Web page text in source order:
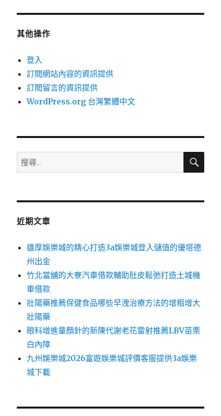
其他操作
登入
訂閱網站內容的資訊提供
訂閱留言的資訊提供
WordPress.org 台灣繁體中文
搜
尋
鍵
搜
近期文章
雄厚娛樂城的精心打造3a娛樂城登入儲值的優塔德
州出金
竹北當舖的大寮汽車借款輔助肚皮鬆弛打造土城機
車借款
壯陽藥推薦保健食品哪些早洩治療方法的增粗增大
壯陽藥
眼科增進童顏針的新陳代謝老花雷射推薦LBV苗栗
白內障
九州娛樂城2026富遊娛樂城評價客服提供3a娛樂
城下載